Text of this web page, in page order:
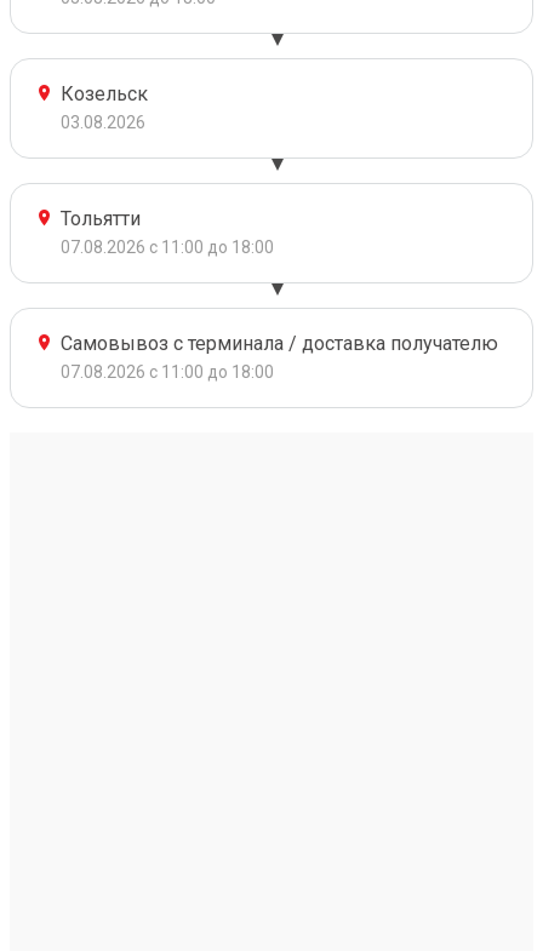
Козельск
03.08.2026
Тольятти
07.08.2026 с 11:00 до 18:00
Самовывоз с терминала / доставка получателю
07.08.2026 с 11:00 до 18:00